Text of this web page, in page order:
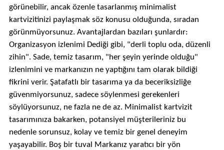
görünebilir, ancak özenle tasarlanmış minimalist
kartvizitinizi paylaşmak söz konusu olduğunda, sıradan
görünmüyorsunuz. Avantajlardan bazıları şunlardır:
Organizasyon izlenimi Dediği gibi, "derli toplu oda, düzenli
zihin". Sade, temiz tasarım, "her şeyin yerinde olduğu"
izlenimini ve markanızın ne yaptığını tam olarak bildiği
fikrini verir. Şatafatlı bir tasarıma ya da beceriksizliğe
güvenmiyorsunuz, sadece söylenmesi gerekenleri
söylüyorsunuz, ne fazla ne de az. Minimalist kartvizit
tasarımınıza bakarken, potansiyel müşterileriniz bu
nedenle sorunsuz, kolay ve temiz bir genel deneyim
yaşayabilir. Boş bir tuval Markanız yaratıcı bir yön